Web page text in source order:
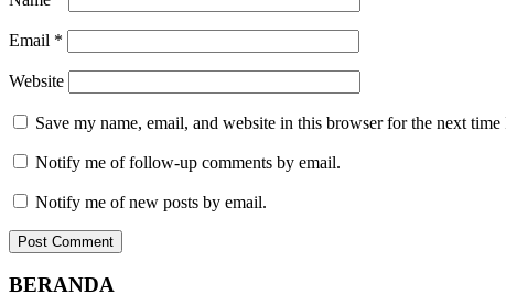
Email *
Website
Save my name, email, and website in this browser for the next time
Notify me of follow-up comments by email.
Notify me of new posts by email.
BERANDA